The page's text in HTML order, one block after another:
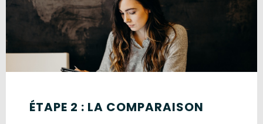
ÉTAPE 2 : LA COMPARAISON